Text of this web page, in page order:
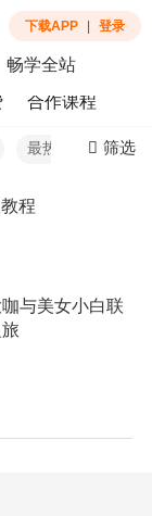
下载APP 登录
畅学全站
合作课程
最热 筛选
程
与美女小白联